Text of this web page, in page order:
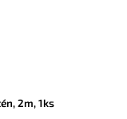
2m, 1ks